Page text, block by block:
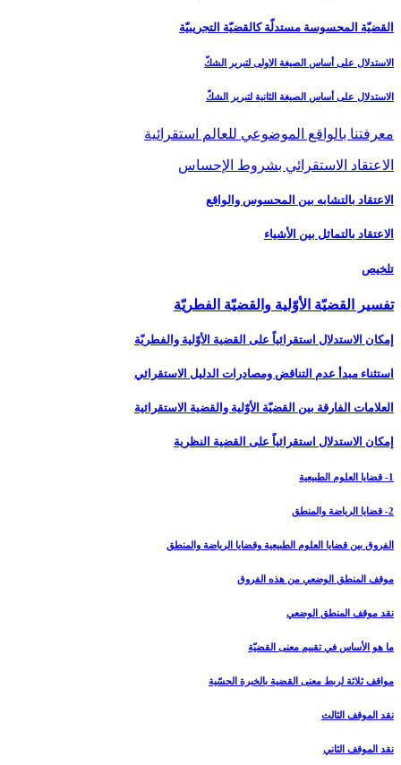
القضيّة المحسوسة مستدلّة كالقضيّة التجريبيّة
الاستدلال على أساس الصيغة الاولى لتبرير الشكّ
الاستدلال على أساس الصيغة الثانية لتبرير الشكّ
معرفتنا بالواقع الموضوعي للعالم استقرائية
الاعتقاد الاستقرائي بشروط الإحساس
الاعتقاد بالتشابه بين المحسوس والواقع
الاعتقاد بالتماثل بين الأشياء
تلخيص
تفسير القضيّة الأوّلية والقضيّة الفطريّة
إمكان الاستدلال استقرائياً على القضية الأوّلية والفطريّة
استثناء مبدأ عدم التناقض ومصادرات الدليل الاستقرائي
العلامات الفارقة بين القضيّة الأوّلية والقضية الاستقرائية
إمكان الاستدلال استقرائياً على القضية النظرية
1- قضايا العلوم الطبيعية
2- قضايا الرياضة والمنطق
الفروق بين قضايا العلوم الطبيعية وقضايا الرياضة والمنطق
موقف المنطق الوضعي من هذه الفروق
نقد موقف المنطق الوضعي
ما هو الأساس في تقييم معنى القضيّة
مواقف ثلاثة لربط معنى القضية بالخبرة الحسّية
نقد الموقف الثالث
نقد الموقف الثاني